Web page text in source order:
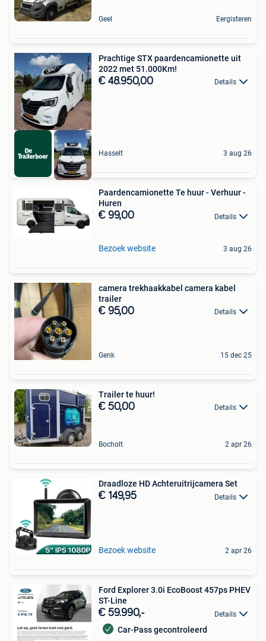
Geel Eergisteren
Prachtige STX paardencamionette uit
2022 met 51.000Km!
€ 48.950,00 Details
Hasselt 3 aug 26
Paardencamionette Te huur - Verhuur -
Huren
€ 99,00 Details
Bezoek website 3 aug 26
camera trekhaakkabel camera kabel
trailer
€ 95,00 Details
Genk 15 dec 25
Trailer te huur!
€ 50,00 Details
Bocholt 2 apr 26
Draadloze HD Achteruitrijcamera Set
€ 149,95 Details
Bezoek website 2 apr 26
Ford Explorer 3.0i EcoBoost 457ps PHEV
ST-Line
€ 59.990,- Details
Car-Pass gecontroleerd